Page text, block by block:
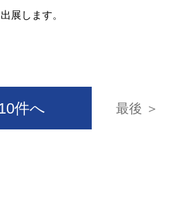
展します。
件へ 最後 ＞